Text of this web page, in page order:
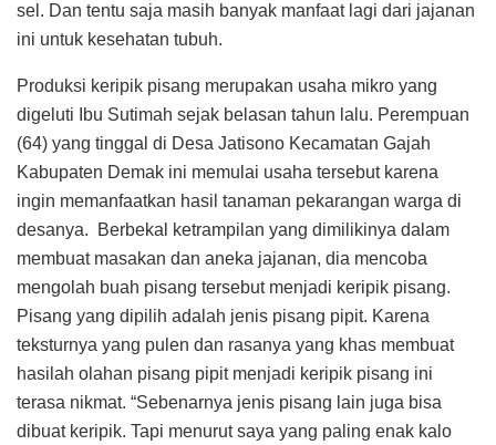
sel. Dan tentu saja masih banyak manfaat lagi dari jajanan
ini untuk kesehatan tubuh.
Produksi keripik pisang merupakan usaha mikro yang
digeluti Ibu Sutimah sejak belasan tahun lalu. Perempuan
(64) yang tinggal di Desa Jatisono Kecamatan Gajah
Kabupaten Demak ini memulai usaha tersebut karena
ingin memanfaatkan hasil tanaman pekarangan warga di
desanya. Berbekal ketrampilan yang dimilikinya dalam
membuat masakan dan aneka jajanan, dia mencoba
mengolah buah pisang tersebut menjadi keripik pisang.
Pisang yang dipilih adalah jenis pisang pipit. Karena
teksturnya yang pulen dan rasanya yang khas membuat
hasilah olahan pisang pipit menjadi keripik pisang ini
terasa nikmat. “Sebenarnya jenis pisang lain juga bisa
dibuat keripik. Tapi menurut saya yang paling enak kalo